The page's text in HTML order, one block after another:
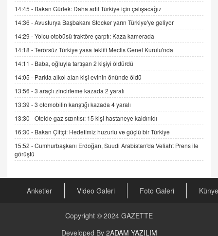
DR. EKREM ASLAN
Gerçek Ne, Algı Ne? "Beraber Yürüyoruz"
Cümlesinin Peşinden
19.07.2025 12:45
GÖNÜL MENEKŞE
Şifacının Yolu
04.11.2025 12:56
AV. RÜMEYSA ÖZKALE
Kira Uyuşmazlıklarında Dava Açmadan Önce
Arabulucuya Başvuru Şartı
23.09.2023 16:30
CAN UĞURATEŞ
16.12.2024 14:16
Günlük Burç Yorumu | 22 Kasım 2024: Koç,
14:45 - Bakan Gürlek: Daha adil Türkiye için çalışacağız
14:36 -Avusturya Başbakanı Stocker yarın Türkiye'ye geliyor
14:29 -Yolcu otobüsü traktöre çarptı: Kaza kamerada
14:18 -Terörsüz Türkiye yasa teklifi Meclis Genel Kurulu'nda
14:11 - Baba, oğluyla tartışan 2 kişiyi öldürdü
14:05 - Parkta alkol alan kişi evinin önünde öldü
13:56 -3 araçlı zincirleme kazada 2 yaralı
13:39 -3 otomobilin karıştığı kazada 4 yaralı
13:30 -Otelde gaz sızıntısı: 15 kişi hastaneye kaldırıldı
16:30 - Bakan Çiftçi: Hedefimiz huzurlu ve güçlü bir Türkiye
15:52 -Cumhurbaşkanı Erdoğan, Suudi Arabistan'da Veliaht Prens ile
görüştü
Anketler Video Galeri Foto Galeri Künye
Copyright © 2024 GAZETTE
Developed By 2ADAM YAZILIM